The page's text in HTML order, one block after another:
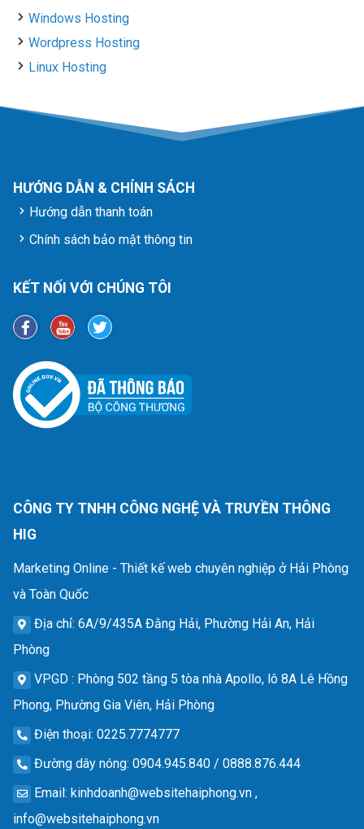
Windows Hosting
Wordpress Hosting
Linux Hosting
HƯỚNG DẪN & CHÍNH SÁCH
Hướng dẫn thanh toán
Chính sách bảo mật thông tin
KẾT NỐI VỚI CHÚNG TÔI
CÔNG TY TNHH CÔNG NGHỆ VÀ TRUYỀN THÔNG
HIG
Marketing Online - Thiết kế web chuyên nghiệp ở Hải Phòng
và Toàn Quốc
Địa chỉ: 6A/9/435A Đằng Hải, Phường Hải An, Hải
Phòng
VPGD : Phòng 502 tầng 5 tòa nhà Apollo, lô 8A Lê Hồng
Phong, Phường Gia Viên, Hải Phòng
Điện thoại: 0225.7774777
Đường dây nóng: 0904.945.840 / 0888.876.444
Email: kinhdoanh@websitehaiphong.vn ,
info@websitehaiphong.vn